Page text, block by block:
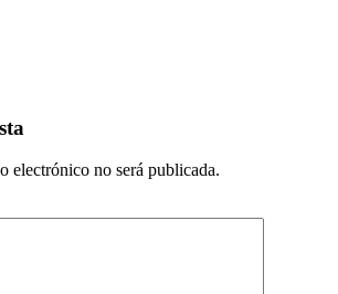
electrónico no será publicada.